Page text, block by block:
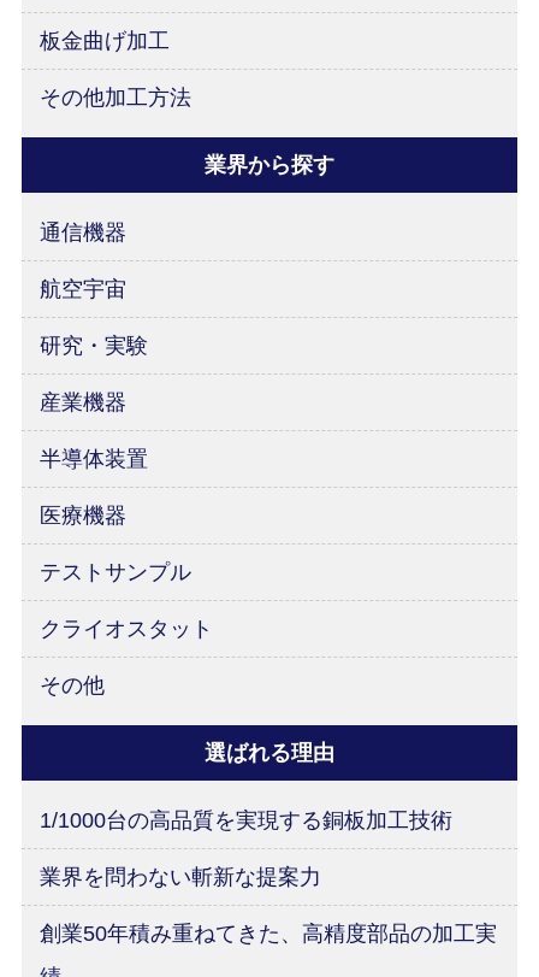
板金曲げ加工
その他加工方法
業界から探す
通信機器
航空宇宙
研究・実験
産業機器
半導体装置
医療機器
テストサンプル
クライオスタット
その他
選ばれる理由
1/1000台の高品質を実現する銅板加工技術
業界を問わない斬新な提案力
創業50年積み重ねてきた、高精度部品の加工実